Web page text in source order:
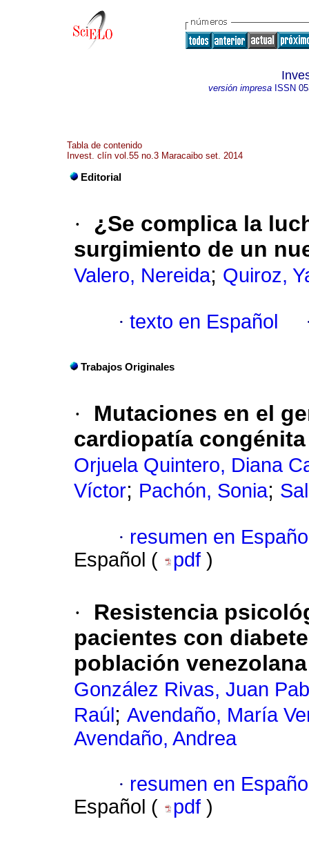
versión impresaISSN
Tabla de contenido
Invest. clín vol.55 no.3 Maracaibo set. 2014
Editorial
·
¿Se complica la
surgimiento de un
Valero, Nereida; Quiroz,
· texto en Español
Trabajos Originales
·
Mutaciones en el
cardiopatía
Orjuela Quintero, Diana
Víctor; Pachón, Sonia;
· resumen en
Español (
pdf )
·
Resistencia
pacientes con
población venezolana
González Rivas, Juan
Raúl ; Avendaño, María
Avendaño, Andrea
· resumen en
Español (
pdf )